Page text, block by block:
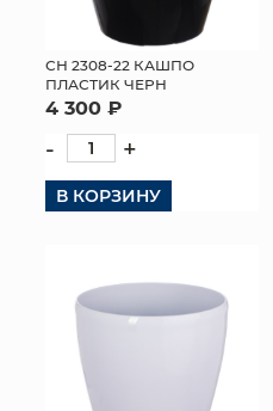
СН 2308-22 КАШПО
ПЛАСТИК ЧЕРН
4 300 ₽
- +
В КОРЗИНУ